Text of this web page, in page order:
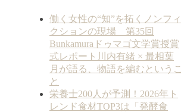
働く女性の“知”を拓くノンフィ
クションの現場 第35回
Bunkamuraドゥマゴ文学賞授賞
式レポート川内有緒 × 最相葉
月が語る、物語を編むというこ
と
栄養士200人が予測！2026年ト
レンド食材TOP3は「発酵食